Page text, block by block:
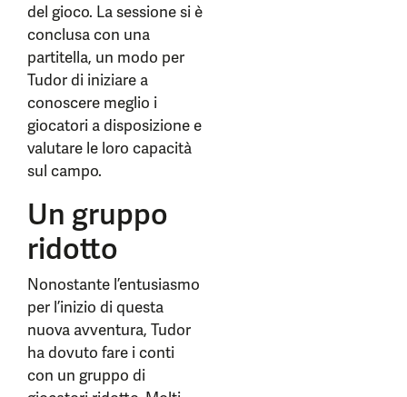
del gioco. La sessione si è
conclusa con una
partitella, un modo per
Tudor di iniziare a
conoscere meglio i
giocatori a disposizione e
valutare le loro capacità
sul campo.
Un gruppo
ridotto
Nonostante l’entusiasmo
per l’inizio di questa
nuova avventura, Tudor
ha dovuto fare i conti
con un gruppo di